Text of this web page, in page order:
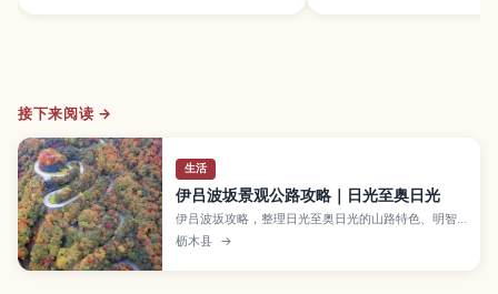
接下来阅读 →
生活
伊吕波坂景观公路攻略｜日光至奥日光
伊吕波坂攻略，整理日光至奥日光的山路特色、明智
平眺望、红叶期与冬季注意事项，适合自驾或乘车前
阅读。
枥木县 →